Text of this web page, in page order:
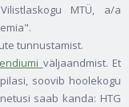
MTÜ, a/a
tunnustamist.
väljaandmist. Et
soovib hoolekogu
saab kanda: HTG